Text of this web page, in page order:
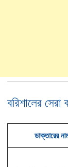
বরিশালের সেরা
ডাক্তারের